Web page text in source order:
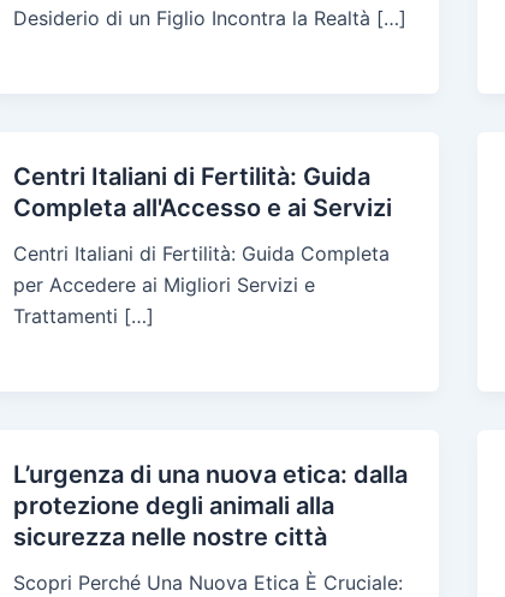
Desiderio di un Figlio Incontra la Realtà […]
Centri Italiani di Fertilità: Guida
Completa all'Accesso e ai Servizi
Centri Italiani di Fertilità: Guida Completa
per Accedere ai Migliori Servizi e
Trattamenti […]
L’urgenza di una nuova etica: dalla
protezione degli animali alla
sicurezza nelle nostre città
Scopri Perché Una Nuova Etica È Cruciale: